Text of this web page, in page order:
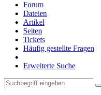
Forum
Dateien
Artikel
Seiten
Tickets
Häufig gestellte Fragen
Erweiterte Suche